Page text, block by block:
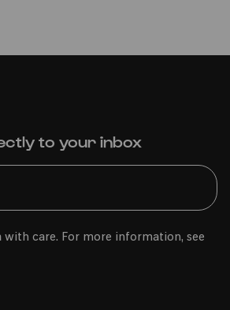
to your inbox
with care. For more information, see